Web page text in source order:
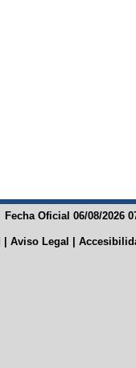
Fecha Oficial 06/08/2026
|Aviso Legal |